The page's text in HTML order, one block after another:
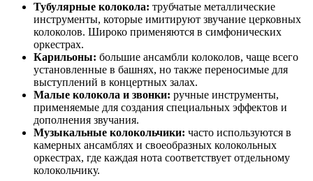
Тубулярные колокола: трубчатые металлические
инструменты, которые имитируют звучание церковных
колоколов. Широко применяются в симфонических
оркестрах.
Карильоны: большие ансамбли колоколов, чаще всего
установленные в башнях, но также переносимые для
выступлений в концертных залах.
Малые колокола и звонки: ручные инструменты,
применяемые для создания специальных эффектов и
дополнения звучания.
Музыкальные колокольчики: часто используются в
камерных ансамблях и своеобразных колокольных
оркестрах, где каждая нота соответствует отдельному
колокольчику.